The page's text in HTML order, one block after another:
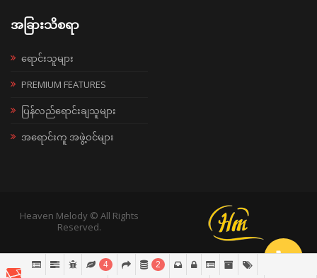
အခြားသိစရာ
ရောင်းသူများ
PREMIUM FEATURES
ပြန်လည်ရောင်းချသူများ
အရောင်းကူ အဖွဲ့ဝင်များ
Heaven Melody © All Rights
Reserved.
4 2